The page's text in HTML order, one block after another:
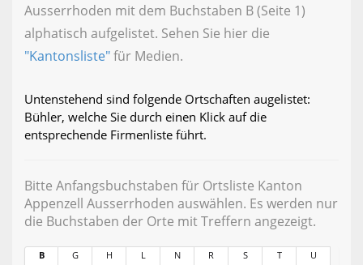
Ausserrhoden mit dem Buchstaben B (Seite 1)
alphatisch aufgelistet. Sehen Sie hier die
"Kantonsliste"für Medien.
Untenstehend sind folgende Ortschaften augelistet:
Bühler, welche Sie durch einen Klick auf die
entsprechende Firmenliste führt.
Bitte Anfangsbuchstaben für Ortsliste Kanton
Appenzell Ausserrhoden auswählen. Es werden nur
die Buchstaben der Orte mit Treffern angezeigt.
B G H L N R S T U